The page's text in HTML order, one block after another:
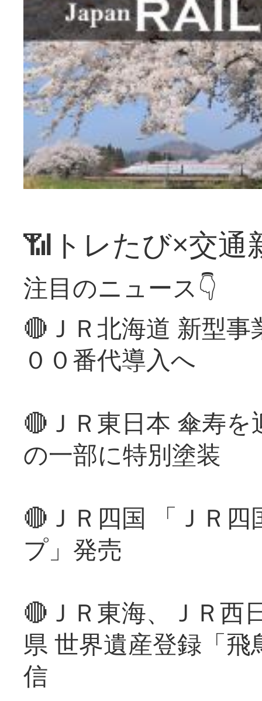
📶トレたび×交通
注目のニュース👇
🔴ＪＲ北海道 新型
００番代導入へ
🔴ＪＲ東日本 傘寿
の一部に特別塗装
🔴ＪＲ四国 「ＪＲ
プ」発売
🔴ＪＲ東海、ＪＲ西
県 世界遺産登録「
信